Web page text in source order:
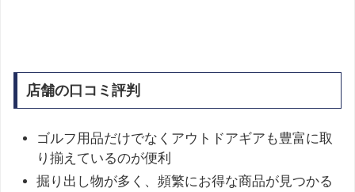
店舗の口コミ評判
ゴルフ用品だけでなくアウトドアギアも豊富に取
り揃えているのが便利
掘り出し物が多く、頻繁にお得な商品が見つかる